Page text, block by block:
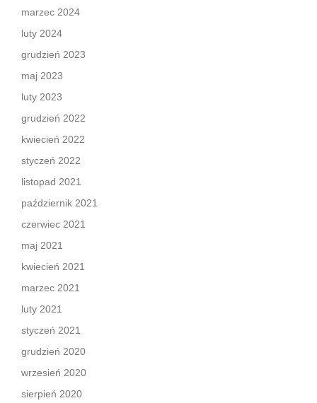
marzec 2024
luty 2024
grudzień 2023
maj 2023
luty 2023
grudzień 2022
kwiecień 2022
styczeń 2022
listopad 2021
październik 2021
czerwiec 2021
maj 2021
kwiecień 2021
marzec 2021
luty 2021
styczeń 2021
grudzień 2020
wrzesień 2020
sierpień 2020